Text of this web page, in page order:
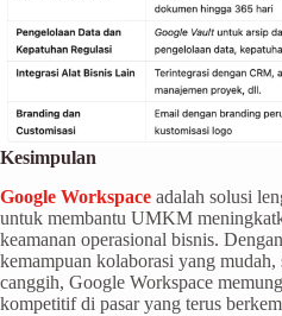
Kesimpulan
Google Workspace adalah solusi
untuk membantu UMKM
keamanan operasional bisnis.
kemampuan kolaborasi yang
canggih, Google Workspace
kompetitif di pasar yang terus